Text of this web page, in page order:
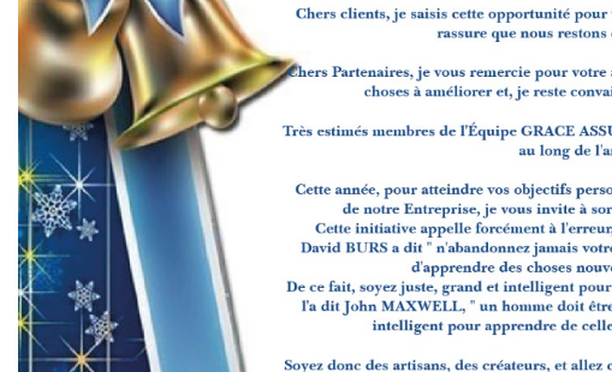
Découvrir
Assurance responsabilité
civile du dirigeant